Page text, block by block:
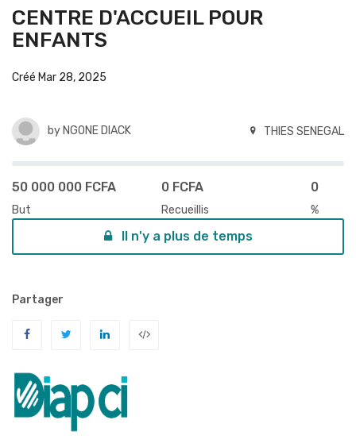
CENTRE D'ACCUEIL POUR
ENFANTS
Créé Mar 28, 2025
by NGONE DIACK THIES SENEGAL
50 000 000 FCFA
But
0 FCFA
Recueillis
0
%
Il n'y a plus de temps
Partager